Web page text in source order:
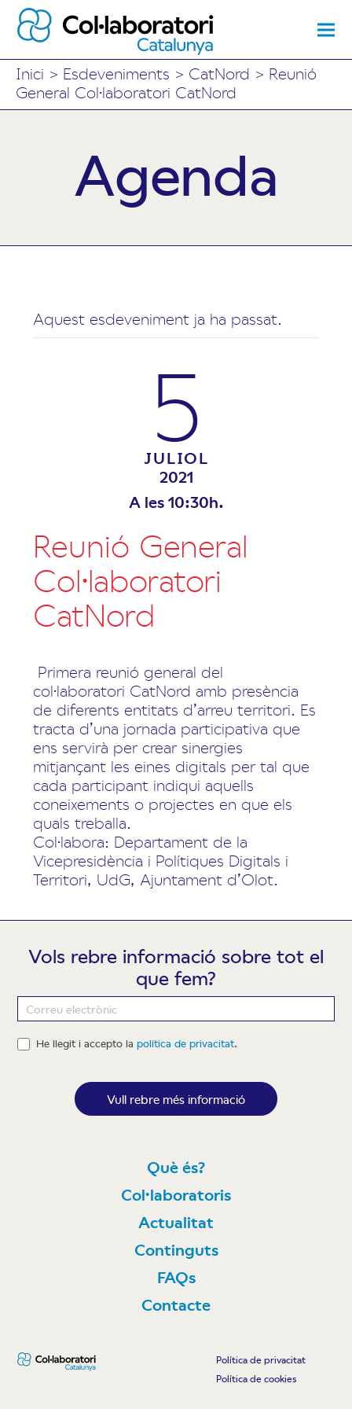
Inici > Esdeveniments > CatNord > Reunió
General Col·laboratori CatNord
Agenda
Aquest esdeveniment ja ha passat.
5
JULIOL
2021
A les 10:30h.
Reunió General
Col·laboratori
CatNord
Primera reunió general del
col·laboratori CatNord amb presència
de diferents entitats d’arreu territori. Es
tracta d’una jornada participativa que
ens servirà per crear sinergies
mitjançant les eines digitals per tal que
cada participant indiqui aquells
coneixements o projectes en que els
quals treballa.
Col·labora: Departament de la
Vicepresidència i Polítiques Digitals i
Territori, UdG, Ajuntament d’Olot.
Vols rebre informació sobre tot el
que fem?
Newsletter
He llegit i accepto lapolítica de privacitat.
Vull rebre més informació
Què és?
Col·laboratoris
Actualitat
Continguts
FAQs
Contacte
Política de privacitat
Política de cookies